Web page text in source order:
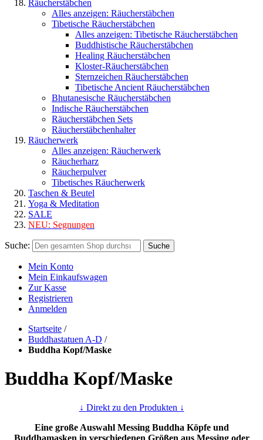
Räucherstäbchen
Alles anzeigen: Räucherstäbchen
Tibetische Räucherstäbchen
Alles anzeigen: Tibetische Räucherstäbchen
Buddhistische Räucherstäbchen
Healing Räucherstäbchen
Kloster-Räucherstäbchen
Sternzeichen Räucherstäbchen
Tibetische Ancient Räucherstäbchen
Bhutanesische Räucherstäbchen
Indische Räucherstäbchen
Räucherstäbchen Sets
Räucherstäbchenhalter
Räucherwerk
Alles anzeigen: Räucherwerk
Räucherharz
Räucherpulver
Tibetisches Räucherwerk
Taschen & Beutel
Yoga & Meditation
SALE
NEU: Segnungen
Suche: Suche
Mein Konto
Mein Einkaufswagen
Zur Kasse
Registrieren
Anmelden
Startseite /
Buddhastatuen A-D /
Buddha Kopf/Maske
Buddha Kopf/Maske
↓ Direkt zu den Produkten ↓
Eine große Auswahl Messing Buddha Köpfe und
Buddhamasken in verschiedenen Größen aus Messing oder